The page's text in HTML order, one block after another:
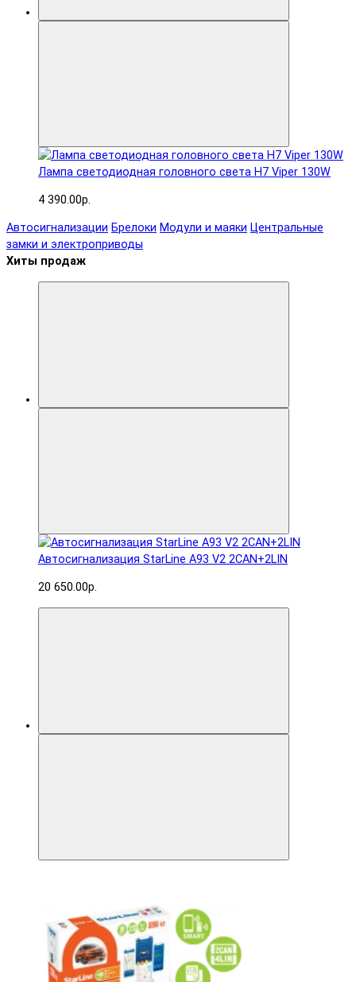
Лампа светодиодная головного света H7 Viper 130W
4 390.00р.
Автосигнализации Брелоки Модули и маяки Центральные
замки и электроприводы
Хиты продаж
Автосигнализация StarLine A93 V2 2CAN+2LIN
20 650.00р.